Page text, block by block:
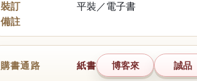
裝訂
平裝／電子書
備註
購書通路 紙書 博客來 誠品